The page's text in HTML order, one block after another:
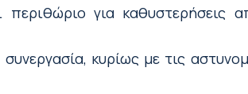
για καθυστερήσεις
κυρίως με τις